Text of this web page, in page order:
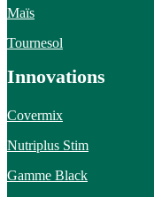
Maïs
Tournesol
Innovations
Covermix
Nutriplus Stim
Gamme Black